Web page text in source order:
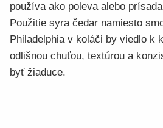
používa ako poleva alebo
Použitie syra čedar namiesto
Philadelphia v koláči by viedlo k
odlišnou chuťou, textúrou a
byť žiaduce.